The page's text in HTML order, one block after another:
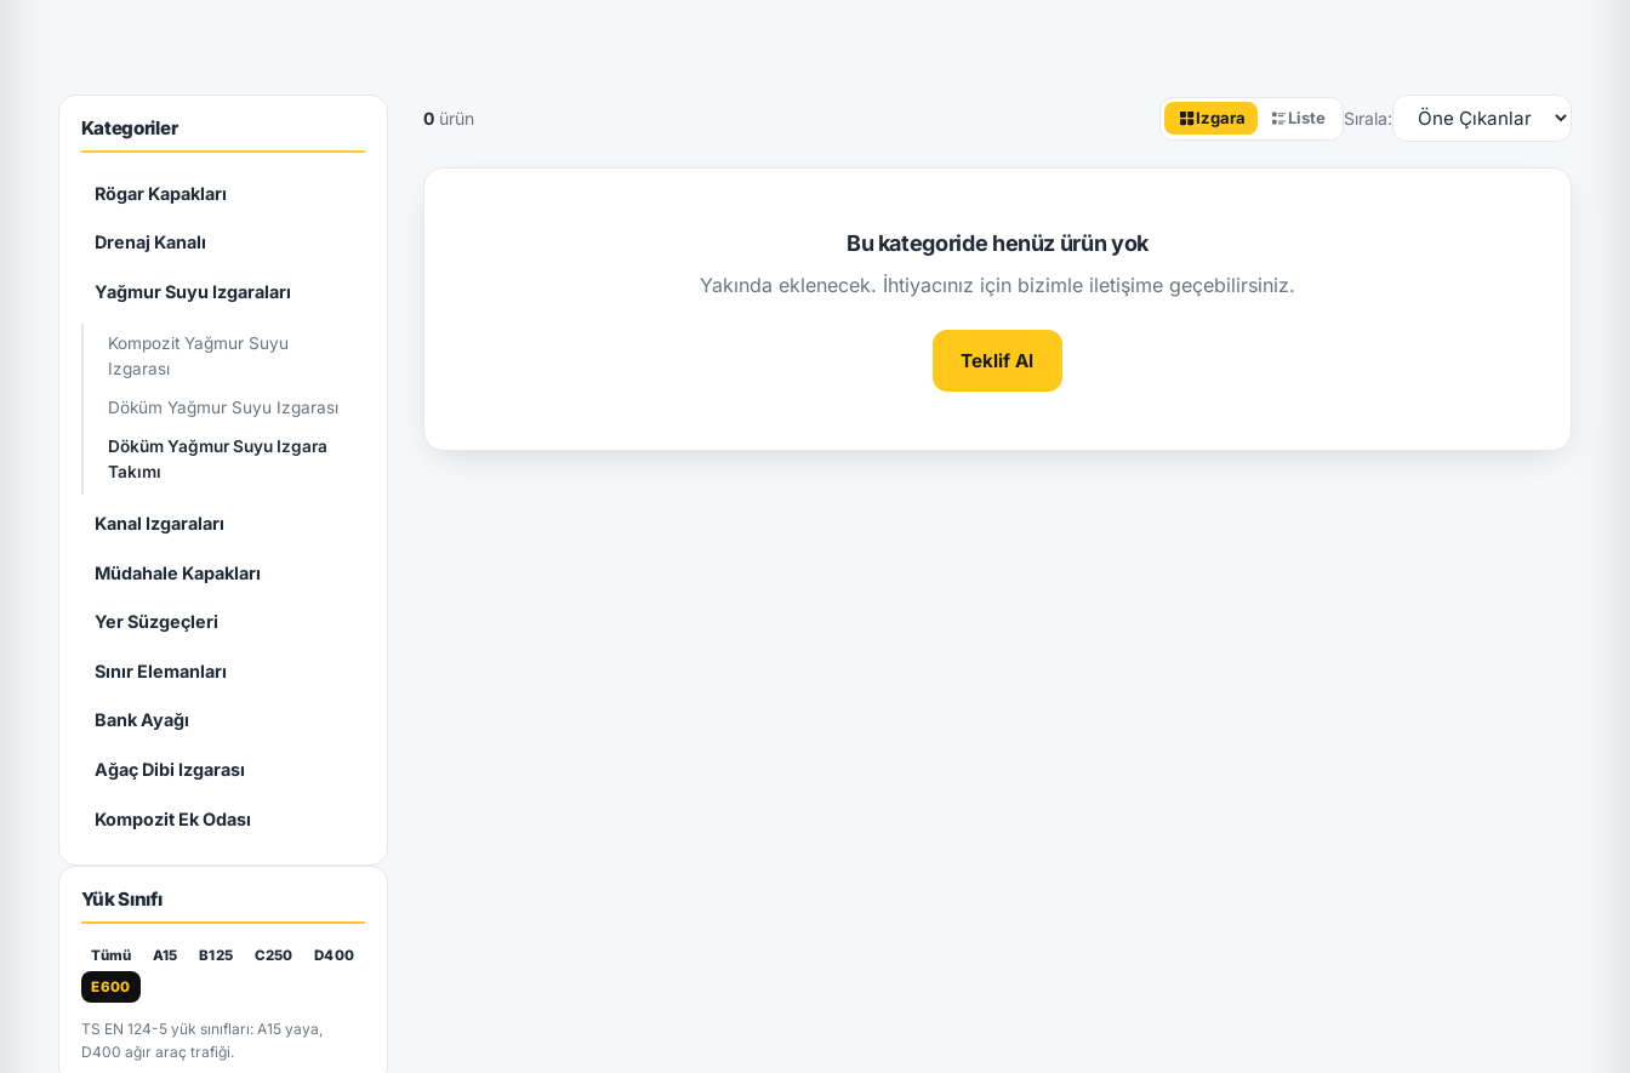
Kategoriler
Rögar Kapakları
Drenaj Kanalı
Yağmur Suyu Izgaraları
Kompozit Yağmur Suyu
Izgarası
Döküm Yağmur Suyu Izgarası
Döküm Yağmur Suyu Izgara
Takımı
Kanal Izgaraları
Müdahale Kapakları
Yer Süzgeçleri
Sınır Elemanları
Bank Ayağı
Ağaç Dibi Izgarası
Kompozit Ek Odası
Yük Sınıfı
Tümü A15 B125 C250
D400
E600
TS EN 124-5 yük sınıfları: A15 yaya,
D400 ağır araç trafiği.
0ürün Izgara Liste Sırala:
Bu kategoride henüz ürün yok
Yakında eklenecek. İhtiyacınız için bizimle iletişime geçebilirsiniz.
Teklif Al